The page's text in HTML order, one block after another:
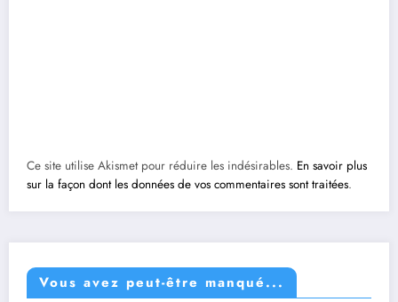
Ce site utilise Akismet pour réduire les indésirables. En savoir plus
sur la façon dont les données de vos commentaires sont traitées.
Vous avez peut-être manqué...